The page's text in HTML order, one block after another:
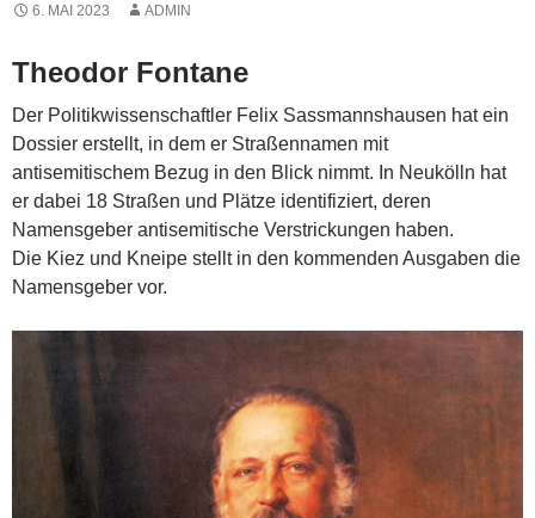
6. MAI 2023 ADMIN
Theodor Fontane
Der Politikwissenschaftler Felix Sassmannshausen hat ein
Dossier erstellt, in dem er Straßennamen mit
antisemitischem Bezug in den Blick nimmt. In Neukölln hat
er dabei 18 Straßen und Plätze identifiziert, deren
Namensgeber antisemitische Verstrickungen haben.
Die Kiez und Kneipe stellt in den kommenden Ausgaben die
Namensgeber vor.